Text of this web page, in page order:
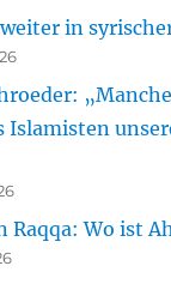
in
Islamisten
Wo ist